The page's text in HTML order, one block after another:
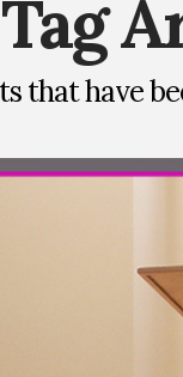
Tag
that have